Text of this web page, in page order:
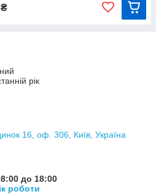
₴
рік
16, оф. 306, Київ, Україна
до 18:00
роботи